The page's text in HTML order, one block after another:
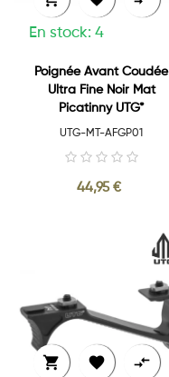
En stock: 4
Poignée Avant Coudée
Ultra Fine Noir Mat
Picatinny UTG*
UTG-MT-AFGP01
44,95 €
  